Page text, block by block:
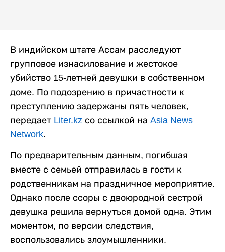
В индийском штате Ассам расследуют
групповое изнасилование и жестокое
убийство 15-летней девушки в собственном
доме. По подозрению в причастности к
преступлению задержаны пять человек,
передает Liter.kz со ссылкой на Asia News
Network.
По предварительным данным, погибшая
вместе с семьей отправилась в гости к
родственникам на праздничное мероприятие.
Однако после ссоры с двоюродной сестрой
девушка решила вернуться домой одна. Этим
моментом, по версии следствия,
воспользовались злоумышленники.